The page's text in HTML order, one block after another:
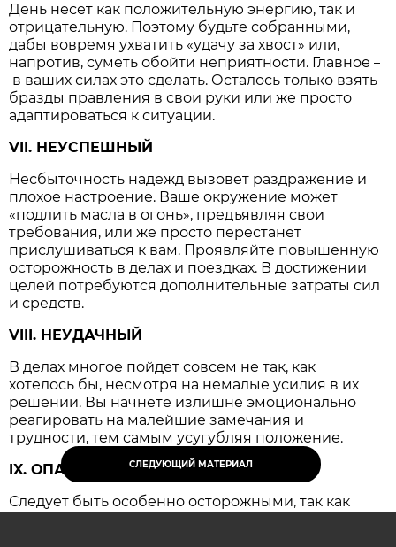
СЛЕДУЮЩИЙ МАТЕРИАЛ
День несет как положительную энергию, так и
отрицательную. Поэтому будьте собранными,
дабы вовремя ухватить «удачу за хвост» или,
напротив, суметь обойти неприятности. Главное–
в ваших силах это сделать. Осталось только взять
бразды правления в свои руки или же просто
адаптироваться к ситуации.
VII. НЕУСПЕШНЫЙ
Несбыточность надежд вызовет раздражение и
плохое настроение. Ваше окружение может
«подлить масла в огонь», предъявляя свои
требования, или же просто перестанет
прислушиваться к вам. Проявляйте повышенную
осторожность в делах и поездках. В достижении
целей потребуются дополнительные затраты сил
и средств.
VIII. НЕУДАЧНЫЙ
В делах многое пойдет совсем не так, как
хотелось бы, несмотря на немалые усилия в их
решении. Вы начнете излишне эмоционально
реагировать на малейшие замечания и
трудности, тем самым усугубляя положение.
IX. ОПАСНЫЙ
Следует быть особенно осторожными, так как